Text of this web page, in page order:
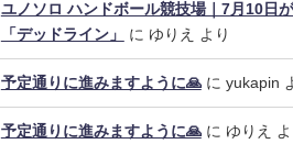
ユノソロ ハンドボール競技場｜7月10日が
「デッドライン」
に ゆりえ より
予定通りに進みますように🙏に yukapin
予定通りに進みますように🙏に ゆりえ